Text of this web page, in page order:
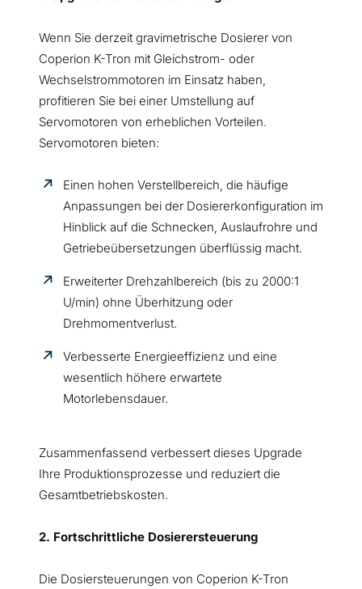
Wenn Sie derzeit gravimetrische Dosierer von
Coperion K-Tron mit Gleichstrom- oder
Wechselstrommotoren im Einsatz haben,
profitieren Sie bei einer Umstellung auf
Servomotoren von erheblichen Vorteilen.
Servomotoren bieten:
Einen hohen Verstellbereich, die häufige
Anpassungen bei der Dosiererkonfiguration im
Hinblick auf die Schnecken, Auslaufrohre und
Getriebeübersetzungen überflüssig macht.
Erweiterter Drehzahlbereich (bis zu 2000:1
U/min) ohne Überhitzung oder
Drehmomentverlust.
Verbesserte Energieeffizienz und eine
wesentlich höhere erwartete
Motorlebensdauer.
Zusammenfassend verbessert dieses Upgrade
Ihre Produktionsprozesse und reduziert die
Gesamtbetriebskosten.
2. Fortschrittliche Dosierersteuerung
Die Dosiersteuerungen von Coperion K-Tron